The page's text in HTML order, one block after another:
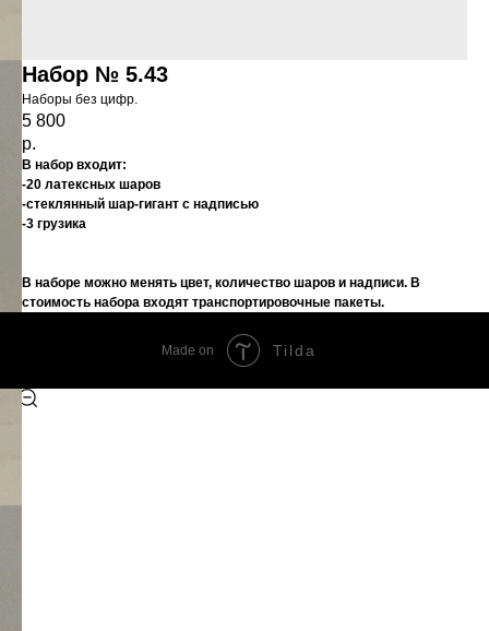
Набор № 5.43
Наборы без цифр.
5 800
р.
В набор входит:
-20 латексных шаров
-стеклянный шар-гигант с надписью
-3 грузика
В наборе можно менять цвет, количество шаров и надписи. В
стоимость набора входят транспортировочные пакеты.
Made on Tilda